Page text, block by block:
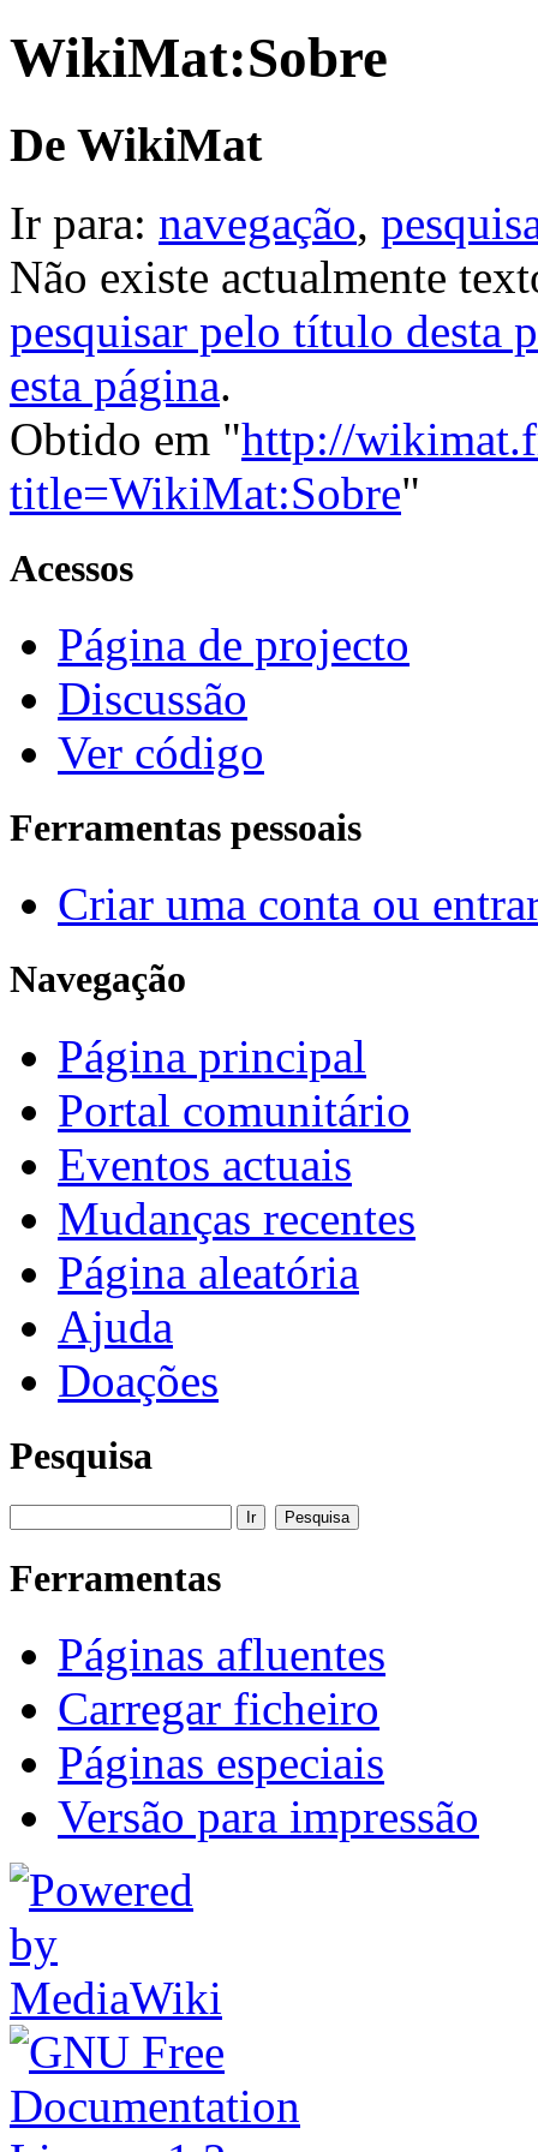
WikiMat:Sobre
De WikiMat
Ir para: navegação,
Não existe actualmente
pesquisar pelo título desta
esta página.
Obtido em "http://
title=WikiMat:Sobre"
Acessos
Página de projecto
Discussão
Ver código
Ferramentas pessoais
Criar uma conta ou
Navegação
Página principal
Portal comunitário
Eventos actuais
Mudanças recentes
Página aleatória
Ajuda
Doações
Pesquisa
Ferramentas
Páginas afluentes
Carregar ficheiro
Páginas especiais
Versão para impressão